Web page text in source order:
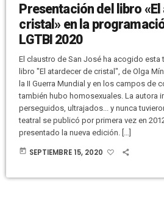
Presentación del libro
cristal» en la
LGTBI 2020
El claustro de San José ha acogido esta
libro "El atardecer de cristal", de Olga
la II Guerra Mundial y en los campos de
también hubo homosexuales. La autora
perseguidos, ultrajados... y nunca
teatral se publicó por primera vez en
presentado la nueva edición. […]
today SEPTIEMBRE 15, 2020